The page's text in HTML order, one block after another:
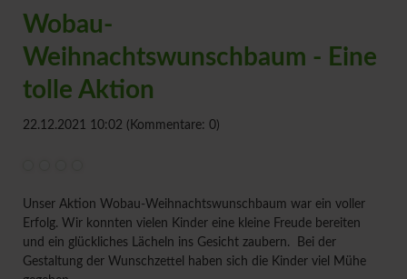
Wobau-
Weihnachtswunschbaum - Eine
tolle Aktion
22.12.2021 10:02 (Kommentare: 0)
Unser Aktion Wobau-Weihnachtswunschbaum war ein voller
Erfolg. Wir konnten vielen Kinder eine kleine Freude bereiten
und ein glückliches Lächeln ins Gesicht zaubern. Bei der
Gestaltung der Wunschzettel haben sich die Kinder viel Mühe